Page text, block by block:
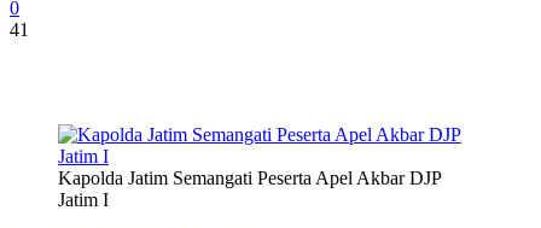
0
41
Kapolda Jatim Semangati Peserta Apel Akbar DJP
Jatim I